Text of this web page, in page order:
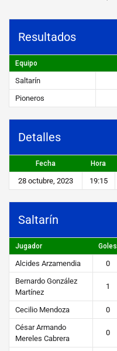
s
i
o
e
o
s
STEIBI
https://steibi.org.py/wp-
WEB-
2.png
Resultados
Equipo
Saltarín
Pioneros
Detalles
Fecha Hora
28 octubre, 2023 19:15
Saltarín
Jugador Goles
Alcides Arzamendia 0
Bernardo González
Martínez
1
Cecilio Mendoza 0
César Armando
Mereles Cabrera
0